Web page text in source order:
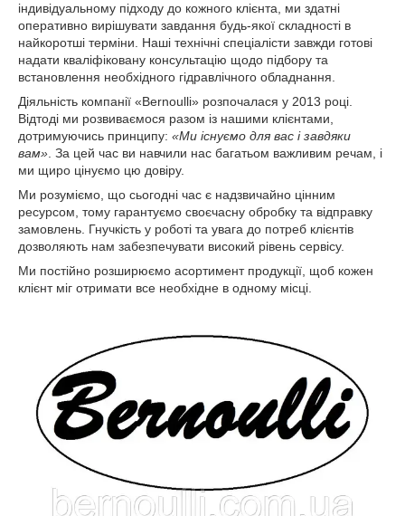
індивідуальному підходу до кожного клієнта, ми здатні
оперативно вирішувати завдання будь-якої складності в
найкоротші терміни. Наші технічні спеціалісти завжди готові
надати кваліфіковану консультацію щодо підбору та
встановлення необхідного гідравлічного обладнання.
Діяльність компанії «Bernoulli» розпочалася у 2013 році.
Відтоді ми розвиваємося разом із нашими клієнтами,
дотримуючись принципу: «Ми існуємо для вас і завдяки
вам» . За цей час ви навчили нас багатьом важливим речам, і
ми щиро цінуємо цю довіру.
Ми розуміємо, що сьогодні час є надзвичайно цінним
ресурсом, тому гарантуємо своєчасну обробку та відправку
замовлень. Гнучкість у роботі та увага до потреб клієнтів
дозволяють нам забезпечувати високий рівень сервісу.
Ми постійно розширюємо асортимент продукції, щоб кожен
клієнт міг отримати все необхідне в одному місці.